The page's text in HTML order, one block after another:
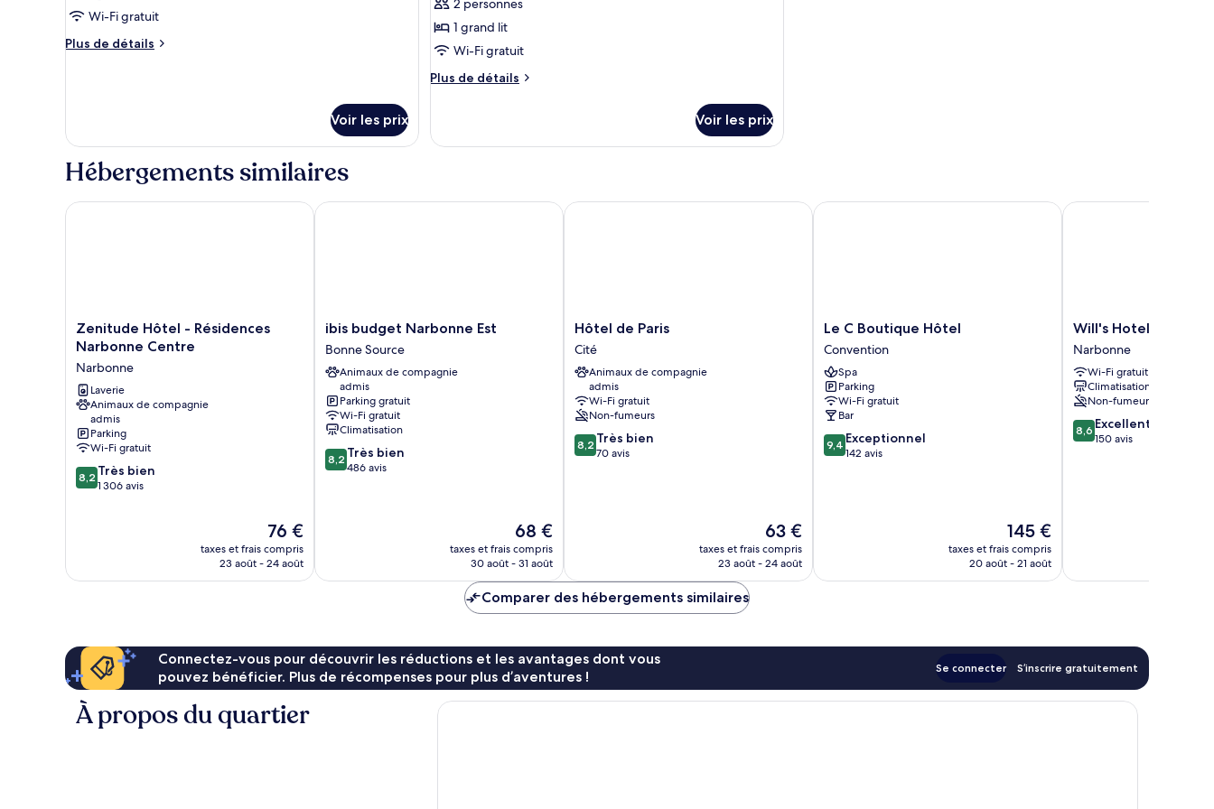
type
chambre :
(Cathedral
View)
Wi-Fi gratuit
Plus de détails
Plus
de
Chambre
Supérieure
Voir les prix
type
de
chambre :
Chambre
balcon
2 personnes
1 grand lit
Wi-Fi gratuit
Plus de détails
Plus
le
Chambre
Voir les prix
Hébergements similaires
Zenitude
Hôtel
Résidences
Narbonne
Centre
Narbonne
Zenitude Hôtel - Résidences
Narbonne Centre
Narbonne
Laverie
Animaux de compagnie
admis
Parking
Wi-Fi gratuit
8.2
sur
8,2 Très bien
1 306 avis
Le
nouveau
prix
76 €
taxes et frais compris
23 août - 24 août
Zenitude Hôtel - Résidences Narbonne Centre
ibis
budget
Narbonne
Est
Bonne
Source
ibis budget Narbonne Est
Bonne Source
Animaux de compagnie
admis
Parking gratuit
Wi-Fi gratuit
Climatisation
8.2
sur
8,2 Très bien
486 avis
Le
nouveau
prix
de
68 €
68 €
taxes et frais compris
30 août - 31 août
ibis budget Narbonne Est
Hôtel
de
Paris
Cité
Hôtel de Paris
Cité
Animaux de compagnie
admis
Wi-Fi gratuit
Non-fumeurs
8.2
sur
8,2 Très bien
70 avis
Le
nouveau
prix
63 €
taxes et frais compris
23 août - 24 août
Hôtel de Paris
Le
C
Boutique
Hôtel
Convention
Le C Boutique Hôtel
Convention
Spa
Parking
Wi-Fi gratuit
Bar
9.4
sur
9,4 Exceptionnel
142 avis
Le
nouveau
prix
145 €
taxes et frais compris
20 août - 21 août
Le C Boutique Hôtel
Will's
Hotel
Narbonne
Will's Hotel
Narbonne
Wi-Fi gratuit
Climatisation
Non-fumeurs
8.6
sur
8,6 Excellent
150 avis
Will's Hotel
Comparer des hébergements similaires
Connectez-vous pour découvrir les réductions et les avantages dont vous
pouvez bénéficier. Plus de récompenses pour plus d’aventures !
Se connecter S’inscrire gratuitement
À propos du quartier